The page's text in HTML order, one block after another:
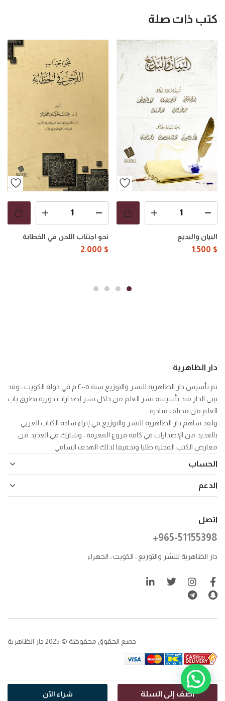
أضف إلى السلة شراء الآن
كتب ذات صلة
نحو اجتناب اللحن في الخطابة
2.000 $
البيان والبديع
1.500 $
دار الظاهرية
تم تأسيس دار الظاهرية للنشر والتوزيع سنة ٢٠٠٥ م في دولة الكويت ، وقد
تبنى الدار منذ تأسيسه نشر العلم من خلال نشر إصدارات دورية تطرق باب
العلم من مختلف مناحيه .
ولقد ساهم دار الظاهرية للنشر والتوزيع في إثراء ساحة الكتاب العربي
بالعديد من الإصدارات في كافة فروع المعرفة ، وشارك في العديد من
معارض الكتب المحلية طلبا وتحقيقا لذلك الهدف السامي .
الحساب
الدعم
اتصل
+965-51155398
دار الظاهرية للنشر والتوزيع ، الكويت ، الجهراء
جميع الحقوق محفوظة © 2025 دار الظاهرية